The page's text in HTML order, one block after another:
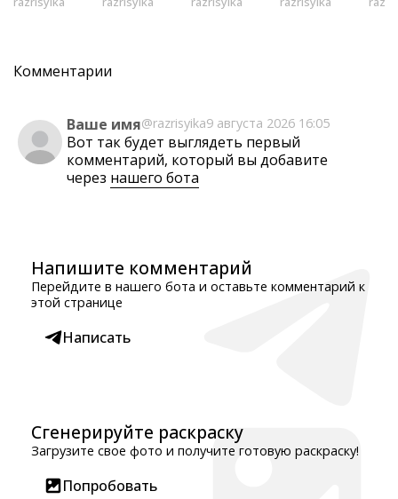
Комментарии
Ваше имя@razrisyika9 августа 2026 16:05
Вот так будет выглядеть первый
комментарий, который вы добавите
через нашего бота
Напишите комментарий
Перейдите в нашего бота и оставьте комментарий к
этой странице
Написать
Сгенерируйте раскраску
Загрузите свое фото и получите готовую раскраску!
Попробовать